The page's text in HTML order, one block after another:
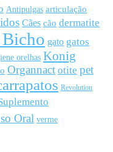
Antipulgas articulação
Cães cão dermatite
gato gatos
orelhas Konig
Organnact otite pet
Revolution
Oral verme